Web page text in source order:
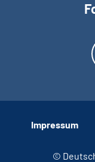
Impressum
©